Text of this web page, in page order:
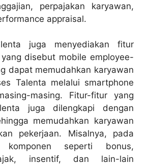
perpajakan karyawan,
appraisal.
juga menyediakan fitur
disebut mobile employee-
dapat memudahkan karyawan
Talenta melalui smartphone
masing. Fitur-fitur yang
juga dilengkapi dengan
memudahkan karyawan
pekerjaan. Misalnya, pada
seperti bonus,
insentif, dan lain-lain